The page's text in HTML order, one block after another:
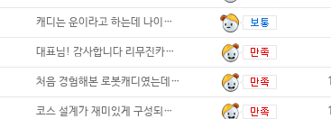
캐디는 운이라고 하는데 나이는 있지만 요령
대표님! 감사합니다 리무진카트...
처음 경험해본 로봇캐디였는데 사용하는데 불편
코스 설계가 재미있게 구성되어 있어요...